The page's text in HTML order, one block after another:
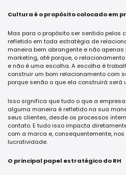
Cultura é o propósito colocado em
Mas para o propósito ser sentido pelos
refletido em toda estratégia de
maneira bem abrangente e não
marketing, até porque, o
e não é uma escolha. A escolha é
construir um bom relacionamento com
porque senão o que ela construirá será
Isso significa que tudo o que a
alguma maneira é refletido na sua
seus clientes, desde os processos
contato. E tudo isso impacta
com a marca e, consequentemente,
lucratividade.
O principal papel estratégico do RH